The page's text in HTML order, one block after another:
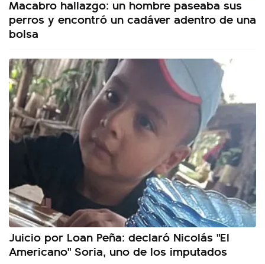
Macabro hallazgo: un hombre paseaba sus
perros y encontró un cadáver adentro de una
bolsa
Juicio por Loan Peña: declaró Nicolás "El
Americano" Soria, uno de los imputados